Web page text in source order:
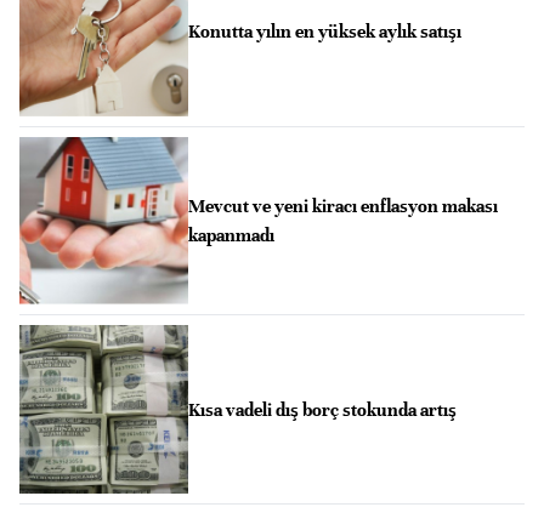
Konutta yılın en yüksek aylık satışı
Mevcut ve yeni kiracı enflasyon makası
kapanmadı
Kısa vadeli dış borç stokunda artış